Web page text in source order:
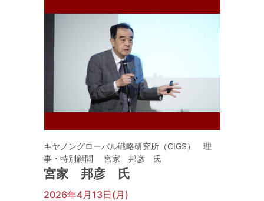
キヤノングローバル戦略研究所（CIGS） 理
事・特別顧問 宮家 邦彦 氏
宮家 邦彦 氏
2026年4月13日(月)